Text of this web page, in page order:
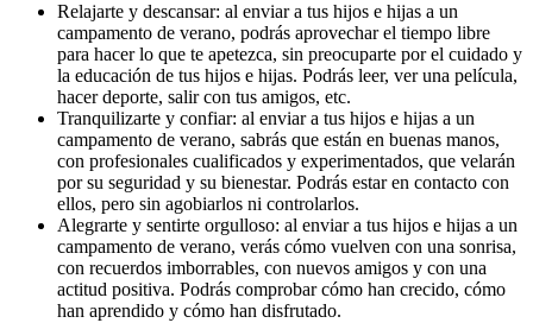
Relajarte y descansar: al enviar a tus hijos e hijas a un
campamento de verano, podrás aprovechar el tiempo libre
para hacer lo que te apetezca, sin preocuparte por el cuidado y
la educación de tus hijos e hijas. Podrás leer, ver una película,
hacer deporte, salir con tus amigos, etc.
Tranquilizarte y confiar: al enviar a tus hijos e hijas a un
campamento de verano, sabrás que están en buenas manos,
con profesionales cualificados y experimentados, que velarán
por su seguridad y su bienestar. Podrás estar en contacto con
ellos, pero sin agobiarlos ni controlarlos.
Alegrarte y sentirte orgulloso: al enviar a tus hijos e hijas a un
campamento de verano, verás cómo vuelven con una sonrisa,
con recuerdos imborrables, con nuevos amigos y con una
actitud positiva. Podrás comprobar cómo han crecido, cómo
han aprendido y cómo han disfrutado.